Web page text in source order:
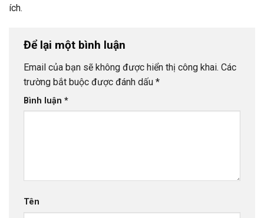
ích.
Để lại một bình luận
Email của bạn sẽ không được hiển thị công khai. Các
trường bắt buộc được đánh dấu *
Bình luận *
Tên